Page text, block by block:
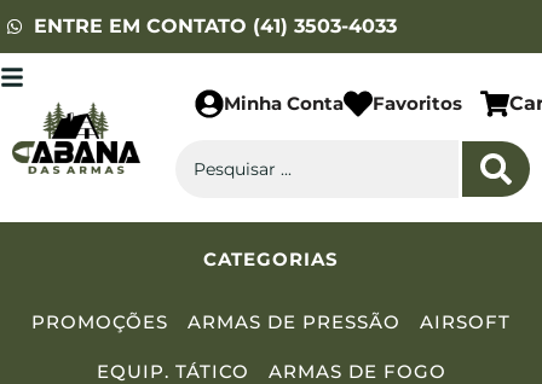
ENTRE EM CONTATO (41) 3503-4033
Minha Conta Favoritos
CATEGORIAS
PROMOÇÕES ARMAS DE PRESSÃO AIRSOFT
EQUIP. TÁTICO ARMAS DE FOGO